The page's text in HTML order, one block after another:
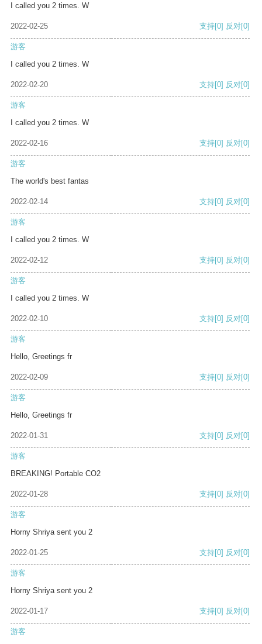
I called you 2 times. W
2022-02-25 支持[0] 反对[0]
游客
I called you 2 times. W
2022-02-20 支持[0] 反对[0]
游客
I called you 2 times. W
2022-02-16 支持[0] 反对[0]
游客
The world's best fantas
2022-02-14 支持[0] 反对[0]
游客
I called you 2 times. W
2022-02-12 支持[0] 反对[0]
游客
I called you 2 times. W
2022-02-10 支持[0] 反对[0]
游客
Hello, Greetings fr
2022-02-09 支持[0] 反对[0]
游客
Hello, Greetings fr
2022-01-31 支持[0] 反对[0]
游客
BREAKING! Portable CO2
2022-01-28 支持[0] 反对[0]
游客
Horny Shriya sent you 2
2022-01-25 支持[0] 反对[0]
游客
Horny Shriya sent you 2
2022-01-17 支持[0] 反对[0]
游客